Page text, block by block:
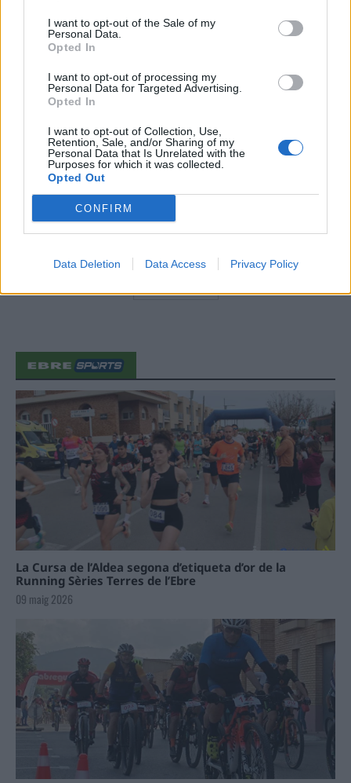
I want to opt-out of the Sale of my
Personal Data.
Opted In
I want to opt-out of processing my
Personal Data for Targeted Advertising.
Opted In
I want to opt-out of Collection, Use,
Retention, Sale, and/or Sharing of my
Personal Data that Is Unrelated with the
Purposes for which it was collected.
Opted Out
CONFIRM
Data Deletion Data Access Privacy Policy
Els vestits de paper guanyen força
enguany amb més modistes i gairebé
per a gaudir de les Festes Majors
d’Amposta”
31 de juliol de 2026
Blaumut lidera el cartell musical de les
Festes
31 de juliol de 2026
La Cursa de l’Aldea segona d’etiqueta d’or de la
Running Sèries Terres de l’Ebre
09 maig 2026